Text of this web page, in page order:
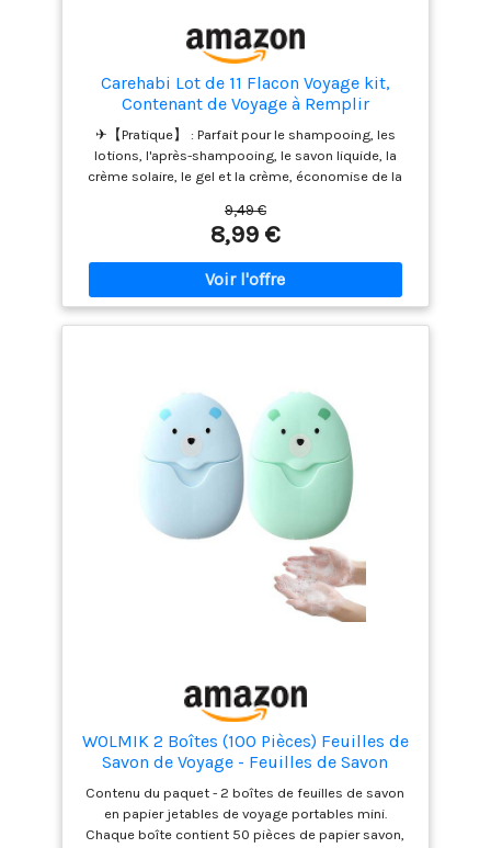
Carehabi Lot de 11 Flacon Voyage kit,
Contenant de Voyage à Remplir
30/50/60/80ml, Flacons Pulvérisateurs
Vides Transparents, Petite Boîte de
Crème, Distributeur à Pompe Shampoing
Accessoire Avion
✈【Pratique】 : Parfait pour le shampooing, les
lotions, l'après-shampooing, le savon liquide, la
crème solaire, le gel et la crème, économise de la
utilisation quotidienne. ✈【Accessoires de voyage
parfaits】1 flacon pompe de 80ml, 1 vaporisateur
de 30ml, 1 petite bouteille de 30ml , 1 bouteille avec
bouchon à charnière, 3 bouteilles, 2 petites boîtes
de 60ml, 1 entonnoir, 1 pipette, 1 spatule, 1 sac
transparent. ✈【Facile à remplir et sont anti-fuite】
cosmétiques. ✈【Parfaite pour voyage avion】 :
tous les pots et flacons sont inférieurs à 100 ml,
idéale pour les voyages en avion. Idéal pour les
voyages d'affaires ou privés, les voyages, le
camping, la randonnée, les pique-niques, les
activités de loisirs en plein air, le sauna,la salle de
sport, etc. ✈【Récipients pour cosmétiques en
voyage】. : Différentes tailles de bouteilles et de
récipients de voyage,répond à une large palette de
produits de beauté et d'articles de toilette, et à une
variété de voyages courts, moyens et longs.
9,49 €
8,99 €
WOLMIK 2 Boîtes (100 Pièces) Feuilles de
Savon de Voyage - Feuilles de Savon
pour Randonnée - Essentiels pour le Sac
à Dos - Savon en Mousse à Laver Jetable
Contenu du paquet - 2 boîtes de feuilles de savon
en papier jetables de voyage portables mini.
Chaque boîte contient 50 pièces de papier savon,